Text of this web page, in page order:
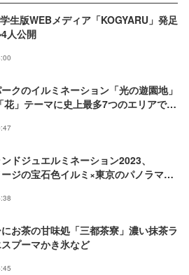
生版WEBメディア「KOGYARU」発足
人公開
クのイルミネーション「光の遊園地」
花」テーマに史上最多7つのエリアで構
ドジュエルミネーション2023、
ージの宝石色イルミ×東京のパノラマ夜
お茶の甘味処「三都茶寮」濃い抹茶ラ
プーマかき氷など